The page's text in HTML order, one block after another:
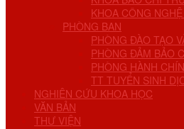
KHOA CÔNG
PHÒNG BAN
PHÒNG ĐÀO TẠO
PHÒNG ĐẢM BẢO
PHÒNG HÀNH
TT TUYỂN SINH
NGHIÊN CỨU KHOA HỌC
VĂN BẢN
THƯ VIỆN